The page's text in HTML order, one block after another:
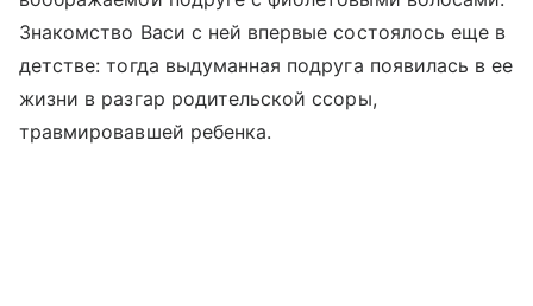
Знакомство Васи с ней впервые состоялось еще в
детстве: тогда выдуманная подруга появилась в ее
жизни в разгар родительской ссоры,
травмировавшей ребенка.